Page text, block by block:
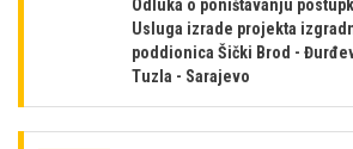
Odluka o poništavanju
Usluga izrade projekta
poddionica Šički Brod -
Tuzla - Sarajevo